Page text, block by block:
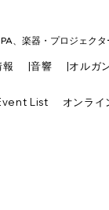
、楽器・プロジェクタ
報 |音響 |オルガ
List オンライ